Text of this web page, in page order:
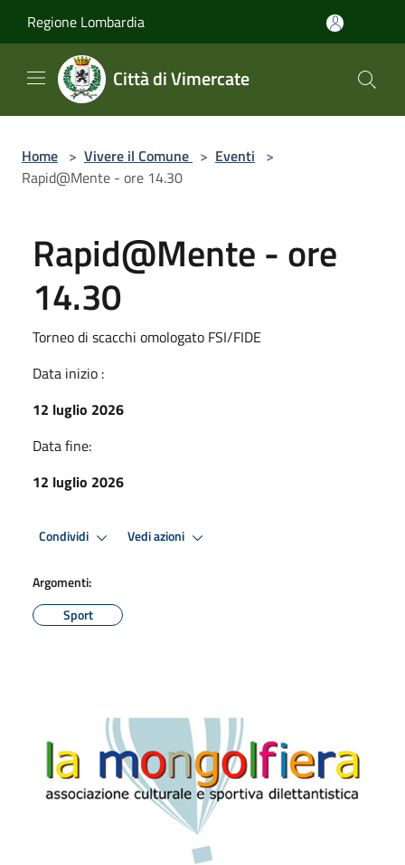
Regione Lombardia
Città di Vimercate
Home > Vivere il Comune > Eventi >
Rapid@Mente - ore 14.30
Rapid@Mente - ore
14.30
Torneo di scacchi omologato FSI/FIDE
Data inizio :
12 luglio 2026
Data fine:
12 luglio 2026
Condividi Vedi azioni
Argomenti:
Sport